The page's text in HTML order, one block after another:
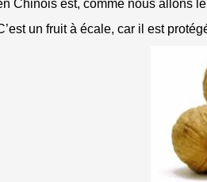
Chinois est, comme nous allons
un fruit à écale, car il est